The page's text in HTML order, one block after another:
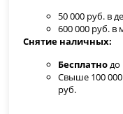
50 000 руб. в
600 000 руб. в
Снятие наличных:
Бесплатнодо
Свыше 100
руб.